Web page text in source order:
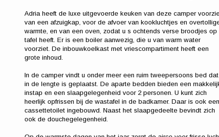
Adria heeft de luxe uitgevoerde keuken van deze camper
van een afzuigkap, voor de afvoer van kookluchtjes en
warmte, en van een oven, zodat u s ochtends verse broodjes op
tafel heeft. Er is een boiler aanwezig, die u van warm water
voorziet. De inbouwkoelkast met vriescompartiment heeft een
grote inhoud.
In de camper vindt u onder meer een ruim tweepersoons bed dat
in de lengte is geplaatst. De aparte bedden bieden een
instap en een slaapgelegenheid voor 2 personen. U kunt zich
heerlijk opfrissen bij de wastafel in de badkamer. Daar is ook een
cassettetoilet ingebouwd. Naast het slaapgedeelte bevindt zich
ook de douchegelegenheid.